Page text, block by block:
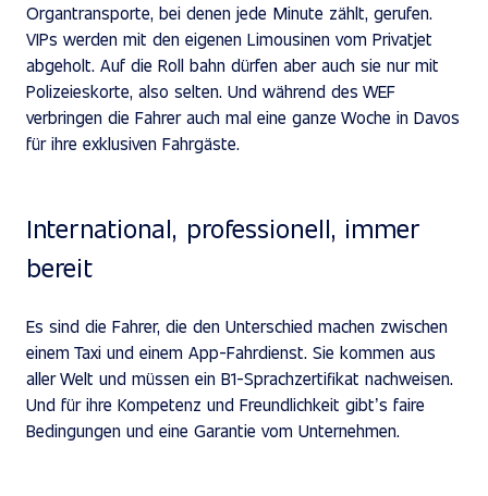
Organtransporte, bei denen jede Minute zählt, gerufen.
VIPs werden mit den eigenen Limousinen vom Privatjet
abgeholt. Auf die Roll bahn dürfen aber auch sie nur mit
Polizeieskorte, also selten. Und während des WEF
verbringen die Fahrer auch mal eine ganze Woche in Davos
für ihre exklusiven Fahrgäste.
International, professionell, immer
bereit
Es sind die Fahrer, die den Unterschied machen zwischen
einem Taxi und einem App-Fahrdienst. Sie kommen aus
aller Welt und müssen ein B1-Sprachzertifikat nachweisen.
Und für ihre Kompetenz und Freundlichkeit gibt’s faire
Bedingungen und eine Garantie vom Unternehmen.